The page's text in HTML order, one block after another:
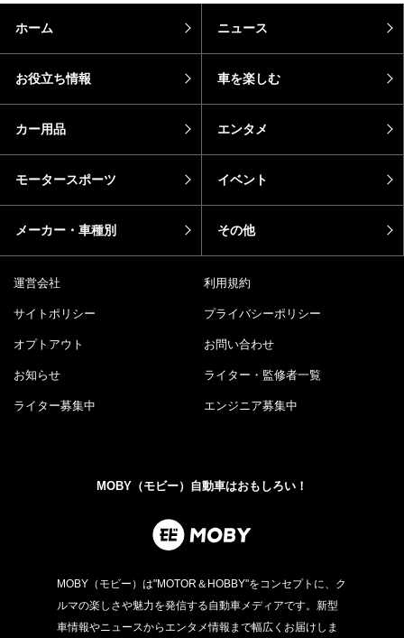
ホーム ニュース
お役立ち情報 車を楽しむ
カー用品 エンタメ
モータースポーツ イベント
メーカー・車種別 その他
運営会社 利用規約
サイトポリシー プライバシーポリシー
オプトアウト お問い合わせ
お知らせ ライター・監修者一覧
ライター募集中 エンジニア募集中
MOBY（モビー）自動車はおもしろい！
MOBY（モビー）は"MOTOR＆HOBBY"をコンセプトに、ク
ルマの楽しさや魅力を発信する自動車メディアです。新型
車情報やニュースからエンタメ情報まで幅広くお届けしま